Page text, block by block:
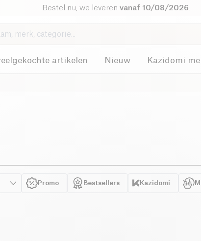
Bestel nu, we leveren vanaf 10/08/2026
artikelen Nieuw Kazidomi
Promo Bestsellers Kazidomi